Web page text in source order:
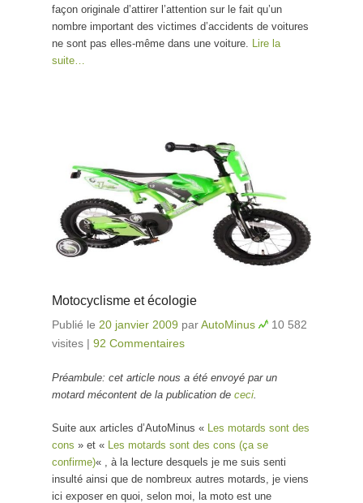
façon originale d’attirer l’attention sur le fait qu’un
nombre important des victimes d’accidents de voitures
ne sont pas elles-même dans une voiture. Lire la
suite…
Motocyclisme et écologie
Publié le 20 janvier 2009 parAutoMinus
10 582
visites | 92 Commentaires
Préambule: cet article nous a été envoyé par un
motard mécontent de la publication de ceci
Suite aux articles d’AutoMinus «
Les motards sont des
cons » et «
Les motards sont des cons (ça se
confirme)« , à la lecture desquels je me suis senti
insulté ainsi que de nombreux autres motards, je viens
ici exposer en quoi, selon moi, la moto est une